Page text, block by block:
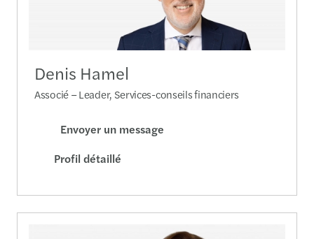
Denis Hamel
Associé – Leader, Services-conseils financiers
Envoyer un message
Profil détaillé